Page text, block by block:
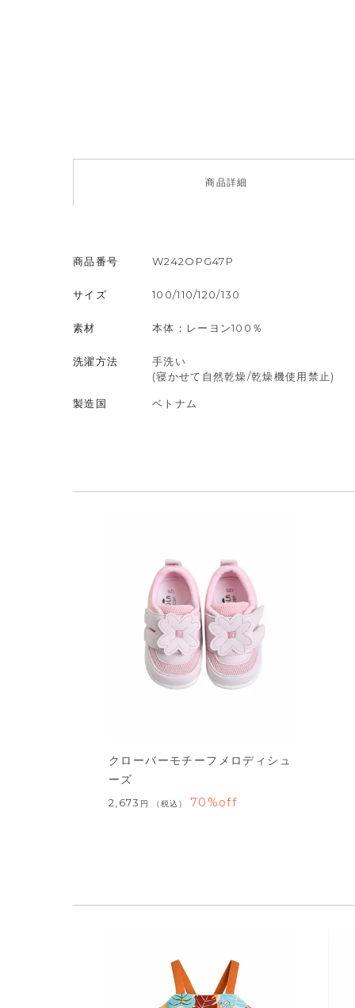
商品詳細
商品番号 W242OPG47P
サイズ 100/110/120/130
素材 本体：レーヨン100％
洗濯方法
手洗い
(寝かせて自然乾燥/乾燥機使用禁止)
製造国 ベトナム
クローバーモチーフメロディシュ
ーズ
2,673 税込 70%off